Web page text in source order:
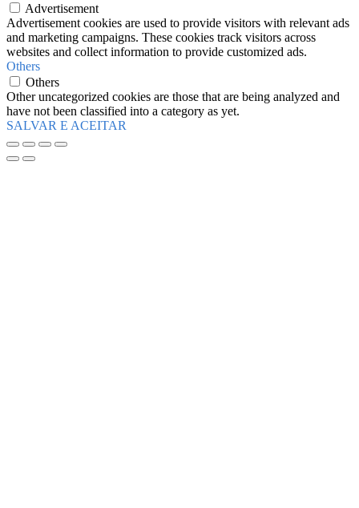
Advertisement
Advertisement cookies are used to provide visitors with relevant ads
and marketing campaigns. These cookies track visitors across
websites and collect information to provide customized ads.
Others
Others
Other uncategorized cookies are those that are being analyzed and
have not been classified into a category as yet.
SALVAR E ACEITAR